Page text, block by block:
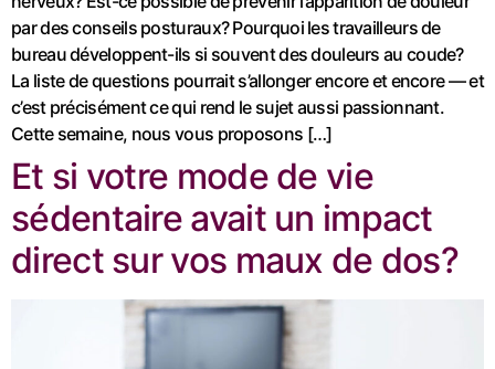
par des conseils posturaux? Pourquoi les travailleurs de
bureau développent-ils si souvent des douleurs au coude?
La liste de questions pourrait s’allonger encore et encore — et
c’est précisément ce qui rend le sujet aussi passionnant.
Cette semaine, nous vous proposons […]
Et si votre mode de vie
sédentaire avait un impact
direct sur vos maux de dos?